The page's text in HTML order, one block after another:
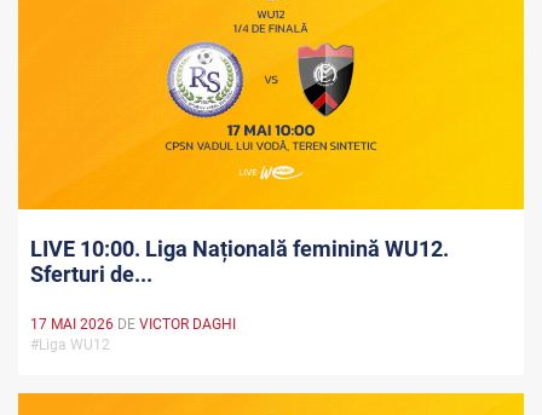
LIVE 10:00. Liga Națională feminină WU12.
Sferturi de...
17 MAI 2026 DE VICTOR DAGHI
#Liga WU12